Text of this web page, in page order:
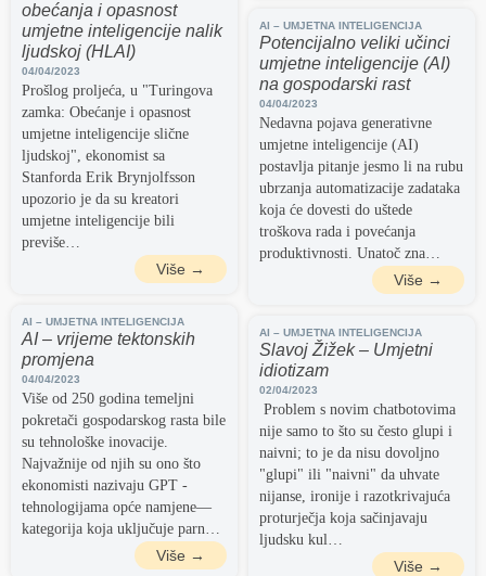
obećanja i opasnost
umjetne inteligencije nalik
ljudskoj (HLAI)
04/04/2023
Prošlog proljeća, u "Turingova
zamka: Obećanje i opasnost
umjetne inteligencije slične
ljudskoj", ekonomist sa
Stanforda Erik Brynjolfsson
upozorio je da su kreatori
umjetne inteligencije bili
previše…
Više →
AI – UMJETNA INTELIGENCIJA
Potencijalno veliki učinci
umjetne inteligencije (AI)
na gospodarski rast
04/04/2023
Nedavna pojava generativne
umjetne inteligencije (AI)
postavlja pitanje jesmo li na rubu
ubrzanja automatizacije zadataka
koja će dovesti do uštede
troškova rada i povećanja
produktivnosti. Unatoč zna…
Više →
AI – UMJETNA INTELIGENCIJA
AI – vrijeme tektonskih
promjena
04/04/2023
Više od 250 godina temeljni
pokretači gospodarskog rasta bile
su tehnološke inovacije.
Najvažnije od njih su ono što
ekonomisti nazivaju GPT -
tehnologijama opće namjene—
kategorija koja uključuje parn…
Više →
AI – UMJETNA INTELIGENCIJA
Slavoj Žižek – Umjetni
idiotizam
02/04/2023
Problem s novim chatbotovima
nije samo to što su često glupi i
naivni; to je da nisu dovoljno
"glupi" ili "naivni" da uhvate
nijanse, ironije i razotkrivajuća
proturječja koja sačinjavaju
ljudsku kul…
Više →